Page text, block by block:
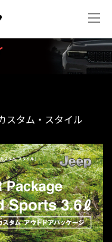
スタム・スタイル